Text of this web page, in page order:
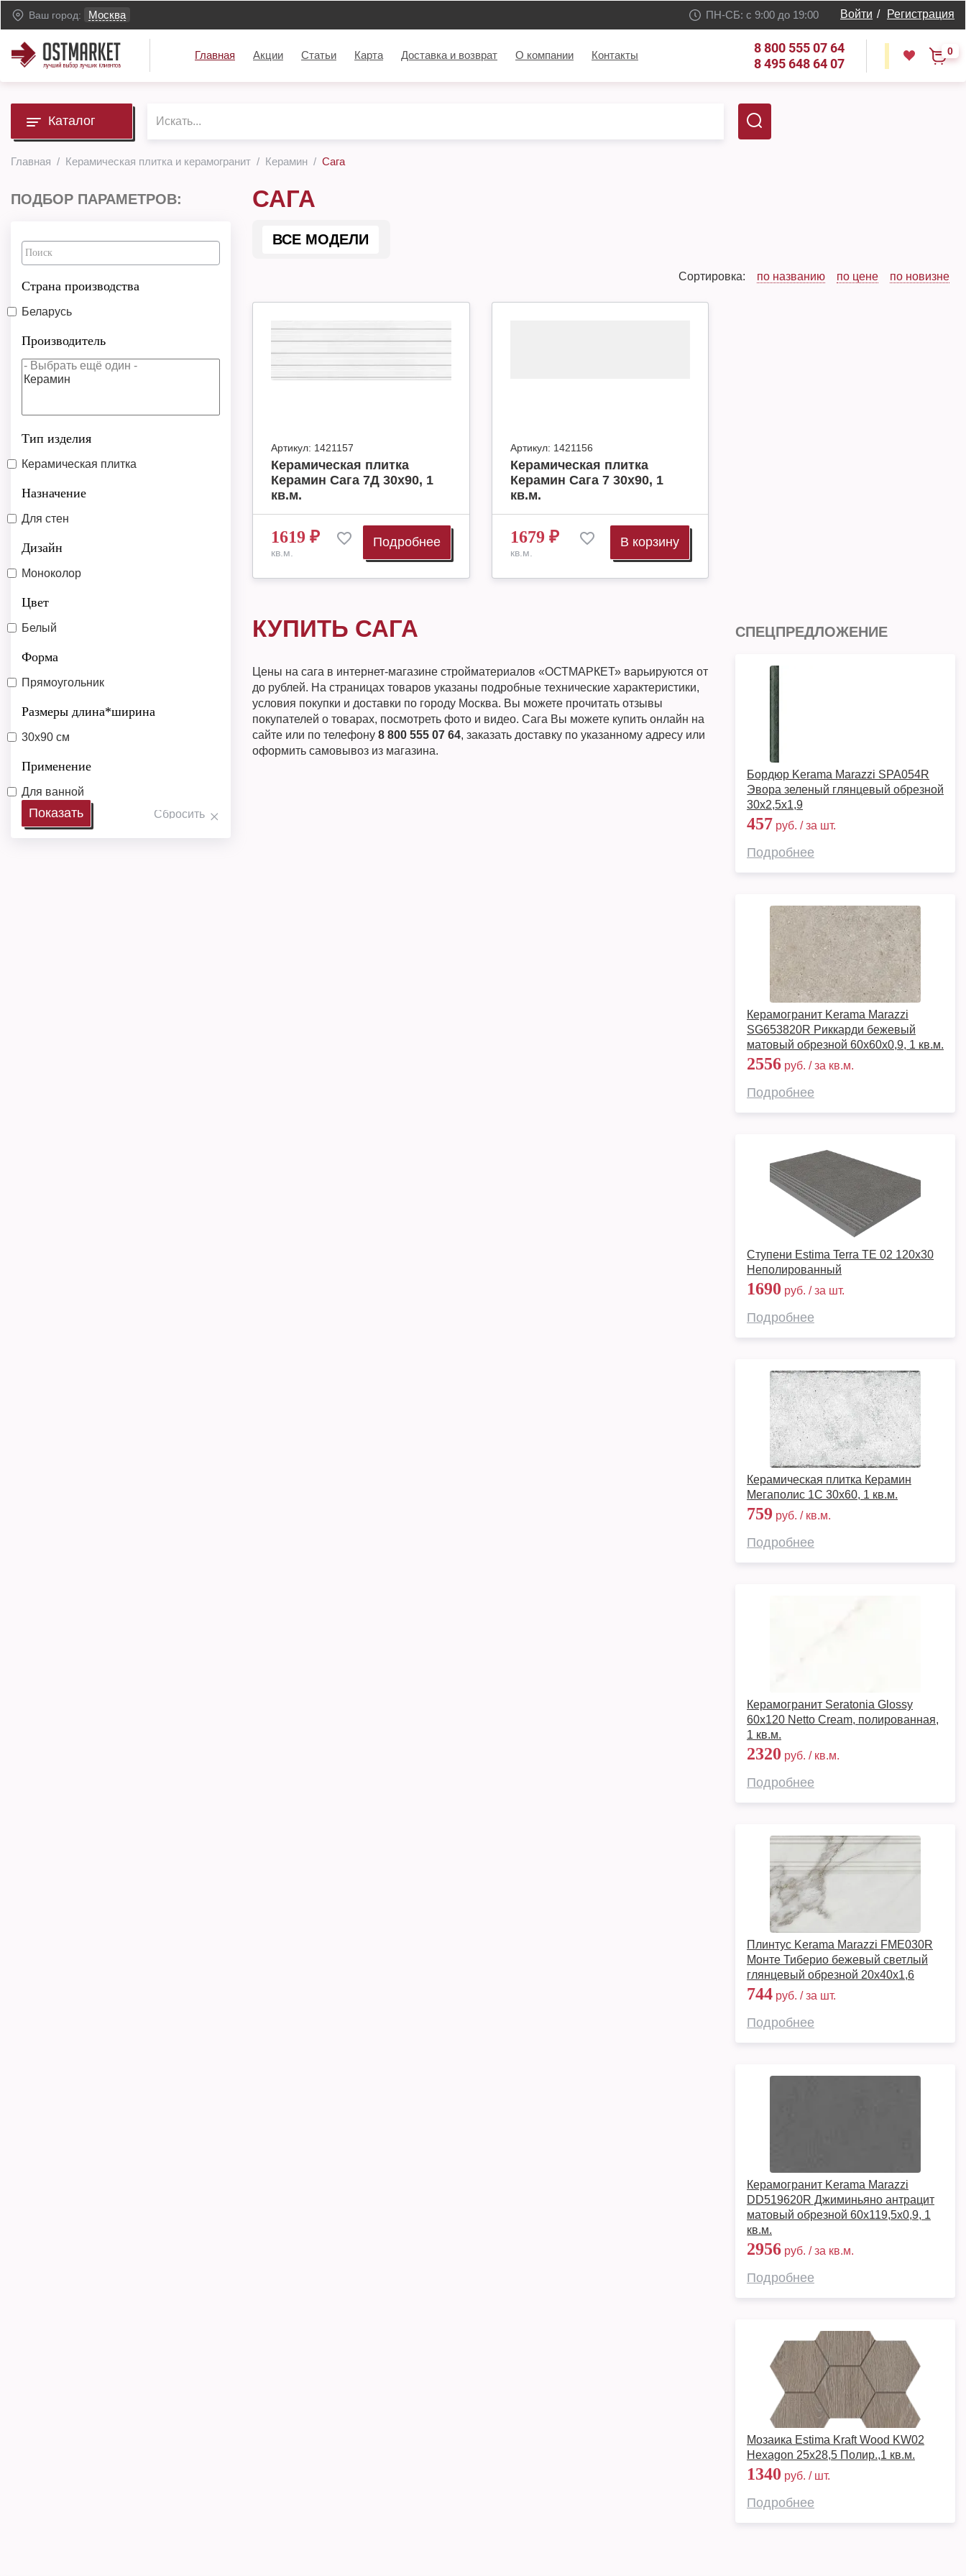
Ваш город: Москва ПН-СБ: с 9:00 до 19:00 Войти / Регистрация
Главная Акции Статьи Карта Доставка и возврат О компании Контакты
8 800 555 07 64
8 495 648 64 07
0
Каталог
Главная Керамическая плитка и керамогранит Керамин Сага
ПОДБОР ПАРАМЕТРОВ:
Страна производства
Беларусь
Производитель
Тип изделия
Керамическая плитка
Назначение
Для стен
Дизайн
Моноколор
Цвет
Белый
Форма
Прямоугольник
Размеры длина*ширина
30x90 см
Применение
Для ванной
САГА
ВСЕ МОДЕЛИ
Сортировка: по названию по цене по новизне
Артикул: 1421157
Керамическая плитка
Керамин Сага 7Д 30х90, 1
кв.м.
1619 ₽
кв.м.
Подробнее
Артикул: 1421156
Керамическая плитка
Керамин Сага 7 30х90, 1
кв.м.
1679₽
кв.м.
В корзину
КУПИТЬ САГА
Цены на сага в интернет-магазине стройматериалов «ОСТМАРКЕТ» варьируются от
до рублей. На страницах товаров указаны подробные технические характеристики,
условия покупки и доставки по городу Москва. Вы можете прочитать отзывы
покупателей о товарах, посмотреть фото и видео. Сага Вы можете купить онлайн на
сайте или по телефону 8 800 555 07 64, заказать доставку по указанному адресу или
оформить самовывоз из магазина.
СПЕЦПРЕДЛОЖЕНИЕ
Бордюр Kerama Marazzi SPA054R
Эвора зеленый глянцевый обрезной
30x2,5x1,9
457 руб. / за шт.
Подробнее
Керамогранит Kerama Marazzi
SG653820R Риккарди бежевый
матовый обрезной 60x60x0,9, 1 кв.м.
2556 руб. / за кв.м.
Подробнее
Ступени Estima Terra TE 02 120x30
Неполированный
1690 руб. / за шт.
Подробнее
Керамическая плитка Керамин
Мегаполис 1С 30x60, 1 кв.м.
759 руб. / кв.м.
Подробнее
Керамогранит Seratonia Glossy
60х120 Netto Cream, полированная,
1 кв.м.
2320 руб. / кв.м.
Подробнее
Плинтус Kerama Marazzi FME030R
Монте Тиберио бежевый светлый
глянцевый обрезной 20x40x1,6
744 руб. / за шт.
Подробнее
Керамогранит Kerama Marazzi
DD519620R Джиминьяно антрацит
матовый обрезной 60х119,5x0,9, 1
кв.м.
2956 руб. / за кв.м.
Подробнее
Мозаика Estima Kraft Wood KW02
Hexagon 25x28,5 Полир.,1 кв.м.
1340 руб. / шт.
Подробнее